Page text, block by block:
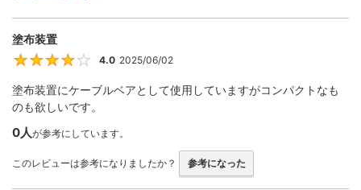
塗布装置
4
4.0 2025/06/02
塗布装置にケーブルベアとして使用していますがコンパクトなも
のも欲しいです。
0人が参考にしています。
このレビューは参考になりましたか？ 参考になった